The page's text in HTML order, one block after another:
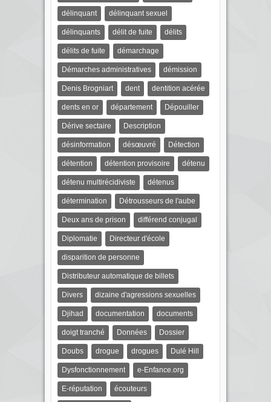
délinquant délinquant sexuel
délinquants délit de fuite délits
délits de fuite démarchage
Démarches administratives démission
Denis Brogniart dent dentition acérée
dents en or département Dépouiller
Dérive sectaire Description
désinformation désœuvré Détection
détention détention provisoire détenu
détenu multirécidiviste détenus
détermination Détrousseurs de l'aube
Deux ans de prison différend conjugal
Diplomatie Directeur d'école
disparition de personne
Distributeur automatique de billets
Divers dizaine d'agressions sexuelles
Djihad documentation documents
doigt tranché Données Dossier
Doubs drogue drogues Dulé Hill
Dysfonctionnement e-Enfance.org
E-réputation écouteurs